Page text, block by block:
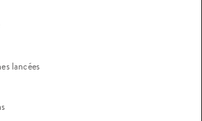
lancées